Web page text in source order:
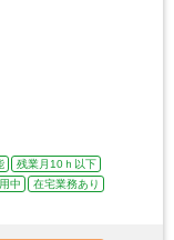
残業月10ｈ以下
中
在宅業務あり